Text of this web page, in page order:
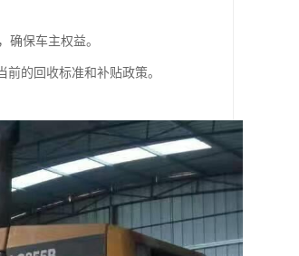
确保车主权益。
的回收标准和补贴政策。